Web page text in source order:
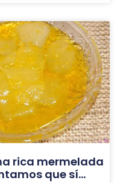
rica mermelada
que sí…